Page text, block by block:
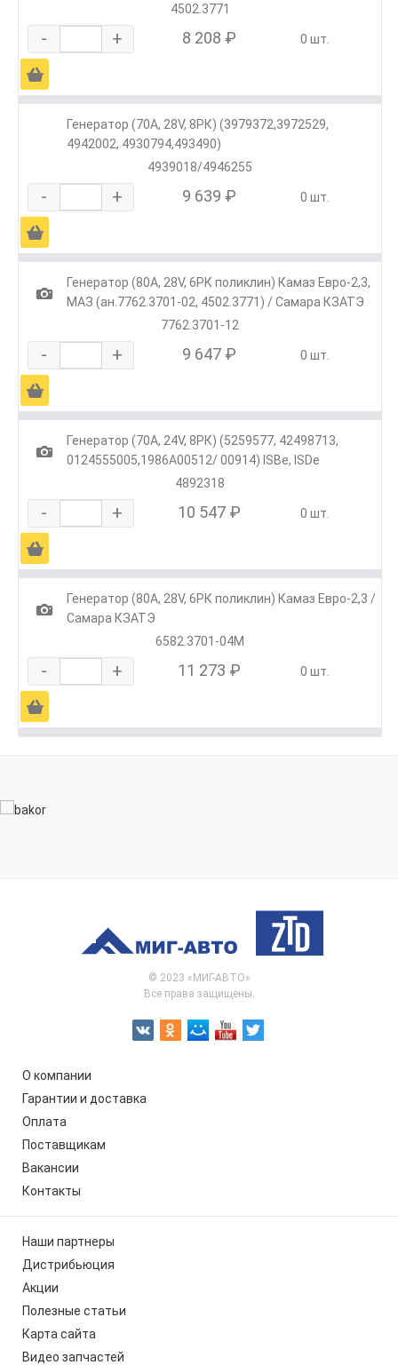
4502.3771
- + 8 208 ₽ 0 шт.
Ä
Генератор (70А, 28V, 8РК) (3979372,3972529,
4942002, 4930794,493490)
4939018/4946255
- + 9 639 ₽ 0 шт.
Ä
1
Генератор (80A, 28V, 6РК поликлин) Камаз Евро-2,3,
МАЗ (ан.7762.3701-02, 4502.3771) / Самара КЗАТЭ
7762.3701-12
- + 9 647 ₽ 0 шт.
Ä
1
Генератор (70А, 24V, 8РК) (5259577, 42498713,
0124555005,1986А00512/ 00914) ISBe, ISDe
4892318
- + 10 547 ₽ 0 шт.
Ä
1
Генератор (80А, 28V, 6РК поликлин) Камаз Евро-2,3 /
Самара КЗАТЭ
6582.3701-04М
- + 11 273 ₽ 0 шт.
Ä
© 2023 «МИГ-АВТО»
Все права защищены.
О компании
Гарантии и доставка
Оплата
Поставщикам
Вакансии
Контакты
Наши партнеры
Дистрибьюция
Акции
Полезные статьи
Карта сайта
Видео запчастей